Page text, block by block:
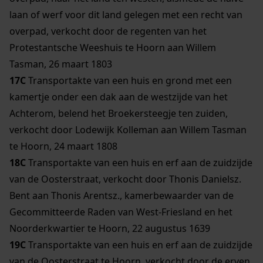
laan of werf voor dit land gelegen met een recht van
overpad, verkocht door de regenten van het
Protestantsche Weeshuis te Hoorn aan Willem
Tasman, 26 maart 1803
17C Transportakte van een huis en grond met een
kamertje onder een dak aan de westzijde van het
Achterom, belend het Broekersteegje ten zuiden,
verkocht door Lodewijk Kolleman aan Willem Tasman
te Hoorn, 24 maart 1808
18C Transportakte van een huis en erf aan de zuidzijde
van de Oosterstraat, verkocht door Thonis Danielsz.
Bent aan Thonis Arentsz., kamerbewaarder van de
Gecommitteerde Raden van West-Friesland en het
Noorderkwartier te Hoorn, 22 augustus 1639
19C Transportakte van een huis en erf aan de zuidzijde